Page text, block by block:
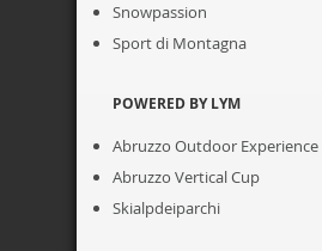
Snowpassion
Sport di Montagna
POWERED BY LYM
Abruzzo Outdoor Experience
Abruzzo Vertical Cup
Skialpdeiparchi